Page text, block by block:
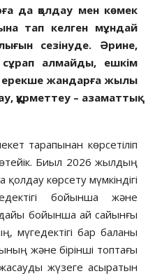
да қолдау мен көмек
тап келген мұндай
сезінуде. Әрине,
алмайды, ешкім
ерекше жандарға жылы
құрметтеу – азаматтық
тарапынан көрсетіліп
Биыл 2026 жылдың
көрсету мүмкіндігі
бойынша және
бойынша ай сайынғы
мүгедектігі бар баланы
және бірінші топтағы
жасауды жүзеге асыратын